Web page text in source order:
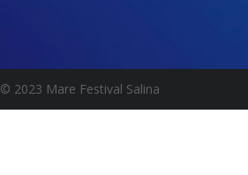
© 2023 Mare Festival Salina